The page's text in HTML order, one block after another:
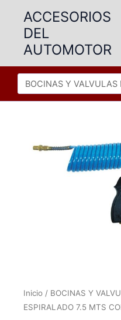
contenido
ACCESORIOS
DEL
AUTOMOTOR
Inicio / BOCINAS Y
ESPIRALADO 7.5 MTS